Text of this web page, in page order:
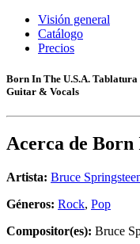
Visión general
Catálogo
Precios
Born In The U.S.A.
Guitar & Vocals
Acerca de Born
Artista: Bruce
Géneros: Rock, Pop
Compositor(es): Bruce